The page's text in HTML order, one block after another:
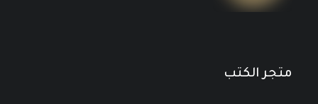
متجر الكتب